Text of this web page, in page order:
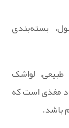
بسته‌بندی
لواشک
مغذی است که
باشد.